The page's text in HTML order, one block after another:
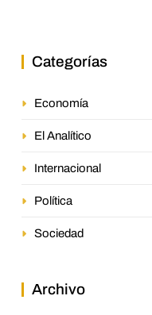
Categorías
Economía
El Analítico
Internacional
Política
Sociedad
Archivo